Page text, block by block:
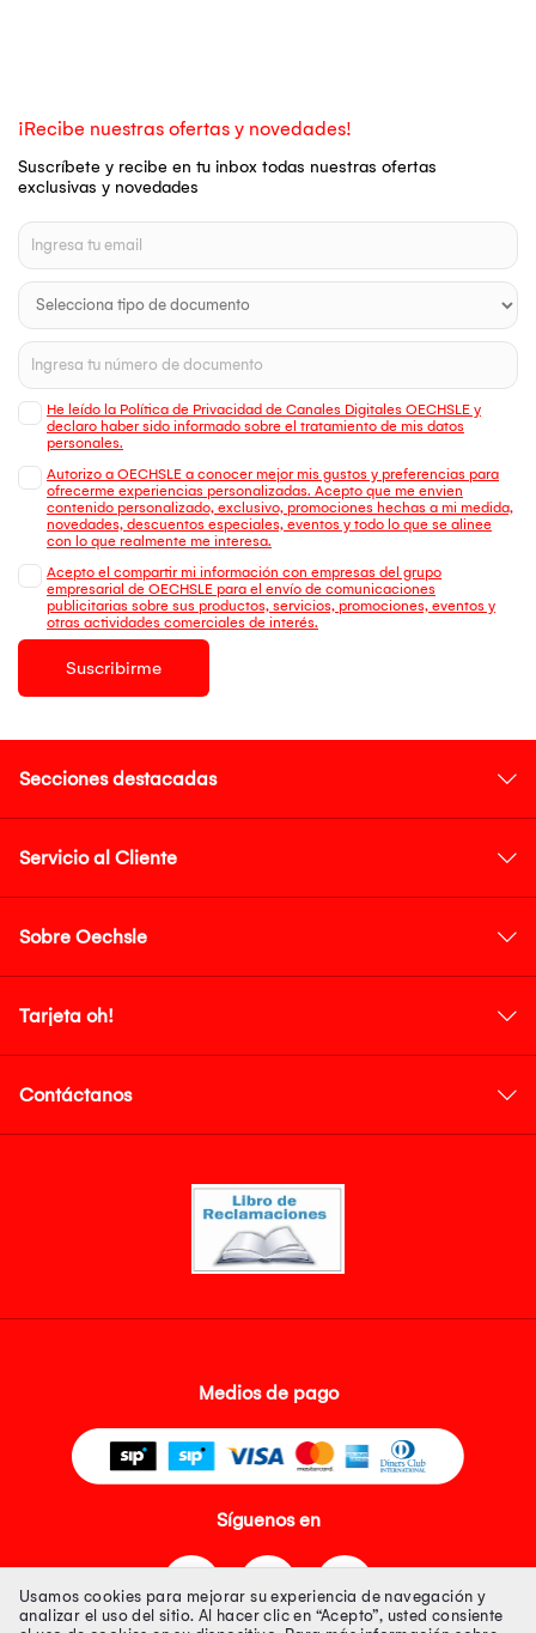
¡Recibe nuestras ofertas y novedades!
Suscríbete y recibe en tu inbox todas nuestras ofertas
exclusivas y novedades
He leído la Política de Privacidad de Canales Digitales OECHSLE y
declaro haber sido informado sobre el tratamiento de mis datos
personales.
Autorizo a OECHSLE a conocer mejor mis gustos y preferencias para
ofrecerme experiencias personalizadas. Acepto que me envien
contenido personalizado, exclusivo, promociones hechas a mi medida,
novedades, descuentos especiales, eventos y todo lo que se alinee
con lo que realmente me interesa.
Acepto el compartir mi información con empresas del grupo
empresarial de OECHSLE para el envío de comunicaciones
publicitarias sobre sus productos, servicios, promociones, eventos y
otras actividades comerciales de interés.
Suscribirme
Secciones destacadas
Servicio al Cliente
Sobre Oechsle
Tarjeta oh!
Contáctanos
Medios de pago
Síguenos en
Usamos cookies para mejorar su experiencia de navegación y
analizar el uso del sitio. Al hacer clic en “Acepto”, usted consiente